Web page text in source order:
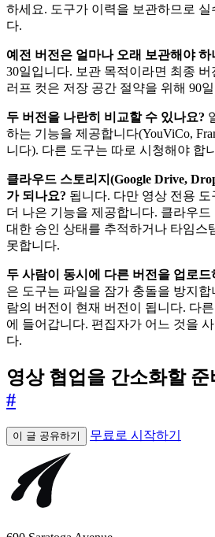
하세요. 도구가 이력을 보관하므로 실
다.
예전 버전은 얼마나 오래 보관해야 하
30일입니다. 보관 목적이라면 최종
러프 컷은 저장 공간 절약을 위해 90
두 버전을 나란히 비교할 수 있나요?
하는 기능을 제공합니다(YouViCo,
니다). 다른 도구는 따로 시청해야 합
클라우드 스토리지(Google Drive,
가 되나요? 됩니다. 다만 영상 전용 도
더 나은 기능을 제공합니다. 클라우드
대한 승인 상태를 추적하거나 타임스
못합니다.
두 사람이 동시에 다른 버전을 업로
은 도구는 파일을 잠가 충돌을 방지
람의 버전이 현재 버전이 됩니다. 다
에 들어갑니다. 편집자가 어느 것을
다.
영상 협업을 간소화할
#
이 글 공유하기 무료로 시작하기